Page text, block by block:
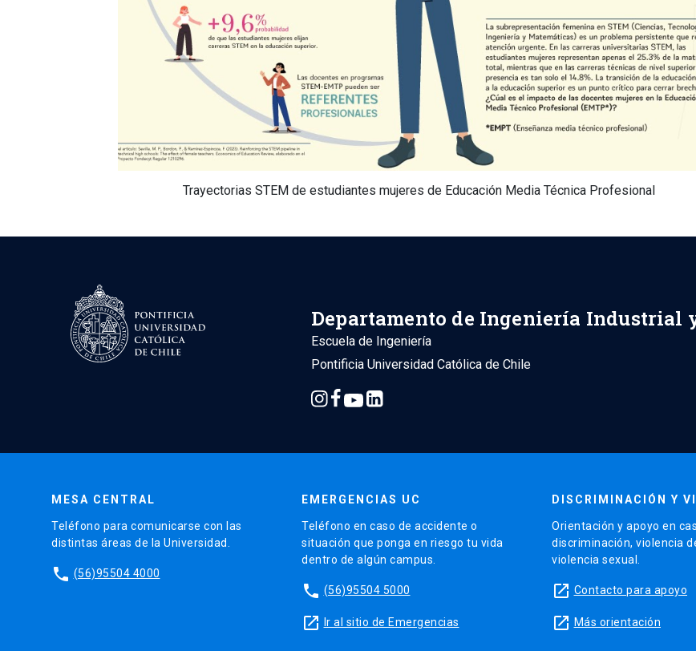
Trayectorias STEM de estudiantes mujeres de Educación Media Técnica Profesional
Departamento de Ingeniería Industrial
Escuela de Ingeniería
Pontificia Universidad Católica de Chile
MESA CENTRAL
Teléfono para comunicarse con las
distintas áreas de la Universidad.
phone (56)95504 4000
EMERGENCIAS UC
Teléfono en caso de accidente o
situación que ponga en riesgo tu vida
dentro de algún campus.
phone (56)95504 5000
launch Ir al sitio de Emergencias
DISCRIMINACIÓN Y
Orientación y apoyo en
discriminación, violencia
violencia sexual.
launch Contacto para apoyo
launch Más orientación